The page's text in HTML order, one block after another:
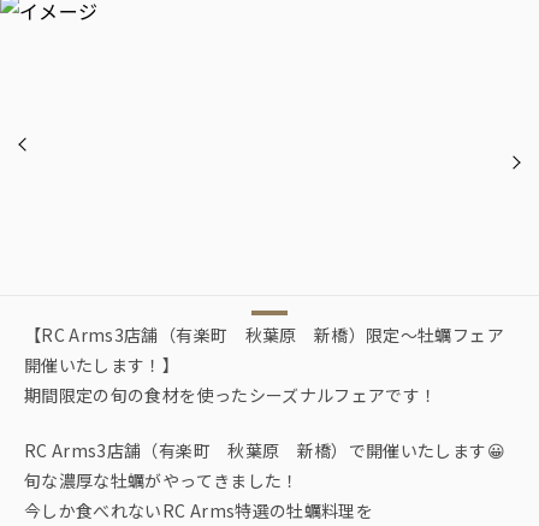
【RC Arms3店舗（有楽町 秋葉原 新橋）限定～牡蠣フェア
開催いたします！】
期間限定の旬の食材を使ったシーズナルフェアです！
RC Arms3店舗（有楽町 秋葉原 新橋）で開催いたします😀
旬な濃厚な牡蠣がやってきました！
今しか食べれないRC Arms特選の牡蠣料理を